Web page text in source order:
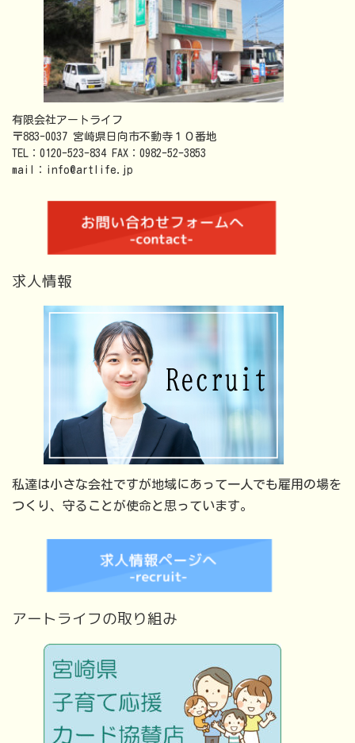
有限会社アートライフ
〒883-0037 宮崎県日向市不動寺１０番地
TEL：0120-523-834 FAX：0982-52-3853
mail：info@artlife.jp
求人情報
私達は小さな会社ですが地域にあって一人でも雇用の場を
つくり、守ることが使命と思っています。
アートライフの取り組み